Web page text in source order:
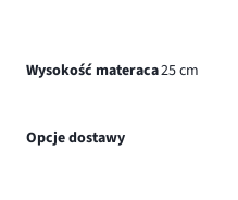
Wysokość materaca25 cm
Opcje dostawy